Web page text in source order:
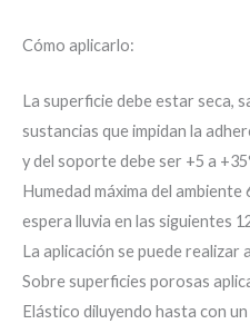
Cómo aplicarlo:
La superficie debe estar seca,
sustancias que impidan la
y del soporte debe ser +5 a
Humedad máxima del ambiente
espera lluvia en las siguientes
La aplicación se puede realizar
Sobre superficies porosas
Elástico diluyendo hasta con